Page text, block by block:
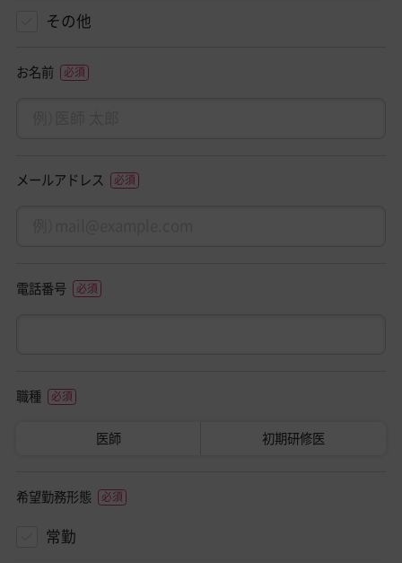
その他
お名前
メールアドレス
電話番号
職種
医師 初期研修医
希望勤務形態
常勤